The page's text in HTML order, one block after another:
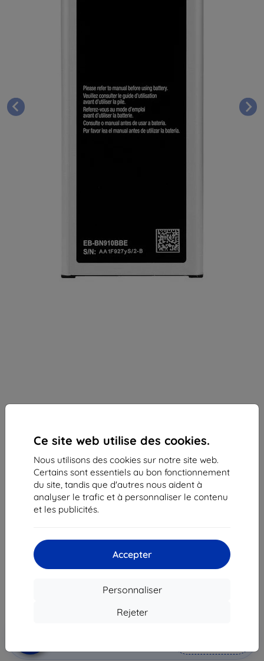
Ce site web utilise des cookies.
Nous utilisons des cookies sur notre site web.
Certains sont essentiels au bon fonctionnement
du site, tandis que d'autres nous aident à
analyser le trafic et à personnaliser le contenu
et les publicités.
Accepter
Personnaliser
Rejeter
Battery Samsung EB-BN910BBEG Note 4 bulk 3220
Adapté pour: Samsung Galaxy Note 4
16,90 €